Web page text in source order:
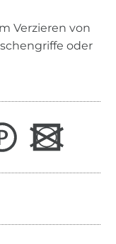
Verzieren von
oder